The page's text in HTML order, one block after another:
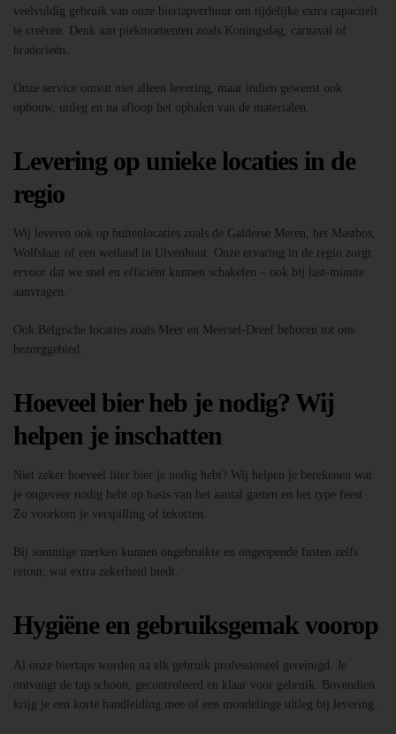
veelvuldig gebruik van onze biertapverhuur om tijdelijke extra capaciteit
te creëren. Denk aan piekmomenten zoals Koningsdag, carnaval of
braderieën.
Onze service omvat niet alleen levering, maar indien gewenst ook
opbouw, uitleg en na afloop het ophalen van de materialen.
Levering op unieke locaties in de
regio
Wij leveren ook op buitenlocaties zoals de Galderse Meren, het Mastbos,
Wolfslaar of een weiland in Ulvenhout. Onze ervaring in de regio zorgt
ervoor dat we snel en efficiënt kunnen schakelen – ook bij last-minute
aanvragen.
Ook Belgische locaties zoals Meer en Meersel-Dreef behoren tot ons
bezorggebied.
Hoeveel bier heb je nodig? Wij
helpen je inschatten
Niet zeker hoeveel liter bier je nodig hebt? Wij helpen je berekenen wat
je ongeveer nodig hebt op basis van het aantal gasten en het type feest.
Zo voorkom je verspilling of tekorten.
Bij sommige merken kunnen ongebruikte en ongeopende fusten zelfs
retour, wat extra zekerheid biedt.
Hygiëne en gebruiksgemak voorop
Al onze biertaps worden na elk gebruik professioneel gereinigd. Je
ontvangt de tap schoon, gecontroleerd en klaar voor gebruik. Bovendien
krijg je een korte handleiding mee of een mondelinge uitleg bij levering.